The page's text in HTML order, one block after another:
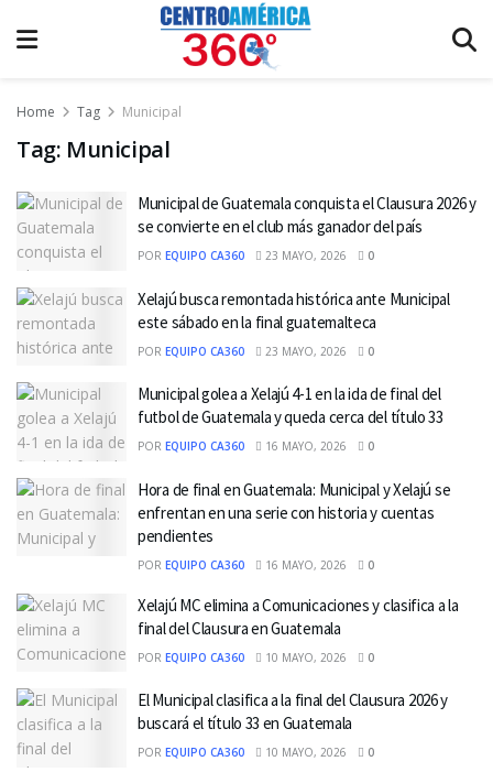
Home Tag Municipal
Tag: Municipal
Municipal de Guatemala conquista el Clausura 2026 y
se convierte en el club más ganador del país
POR EQUIPO CA360 23 MAYO, 2026 0
Xelajú busca remontada histórica ante Municipal
este sábado en la final guatemalteca
POR EQUIPO CA360 23 MAYO, 2026 0
Municipal golea a Xelajú 4-1 en la ida de final del
futbol de Guatemala y queda cerca del título 33
POR EQUIPO CA360 16 MAYO, 2026 0
Hora de final en Guatemala: Municipal y Xelajú se
enfrentan en una serie con historia y cuentas
pendientes
POR EQUIPO CA360 16 MAYO, 2026 0
Xelajú MC elimina a Comunicaciones y clasifica a la
final del Clausura en Guatemala
POR EQUIPO CA360 10 MAYO, 2026 0
El Municipal clasifica a la final del Clausura 2026 y
buscará el título 33 en Guatemala
POR EQUIPO CA360 10 MAYO, 2026 0